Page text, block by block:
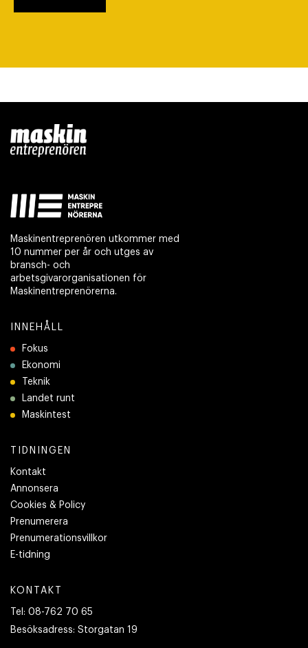
Maskinentreprenören utkommer med
10 nummer per år och utges av
bransch- och
arbetsgivarorganisationen för
Maskinentreprenörerna.
INNEHÅLL
Fokus
Ekonomi
Teknik
Landet runt
Maskintest
TIDNINGEN
Kontakt
Annonsera
Cookies & Policy
Prenumerera
Prenumerationsvillkor
E-tidning
KONTAKT
Tel: 08-762 70 65
Besöksadress: Storgatan 19